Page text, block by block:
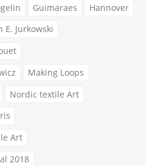
Guimaraes
Hannover
E. Jurkowski
Making Loops
Nordic textile Art
Art
2018